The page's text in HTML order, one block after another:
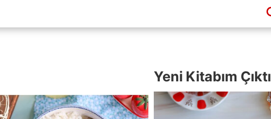
Yeni Kitabım Çıktı